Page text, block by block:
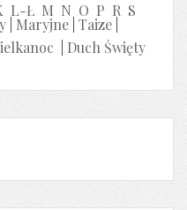
L-Ł M N O P R S
Maryjne Taize
Duch Święty